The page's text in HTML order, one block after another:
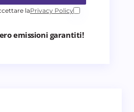
laPrivacy Policy
emissioni garantiti!